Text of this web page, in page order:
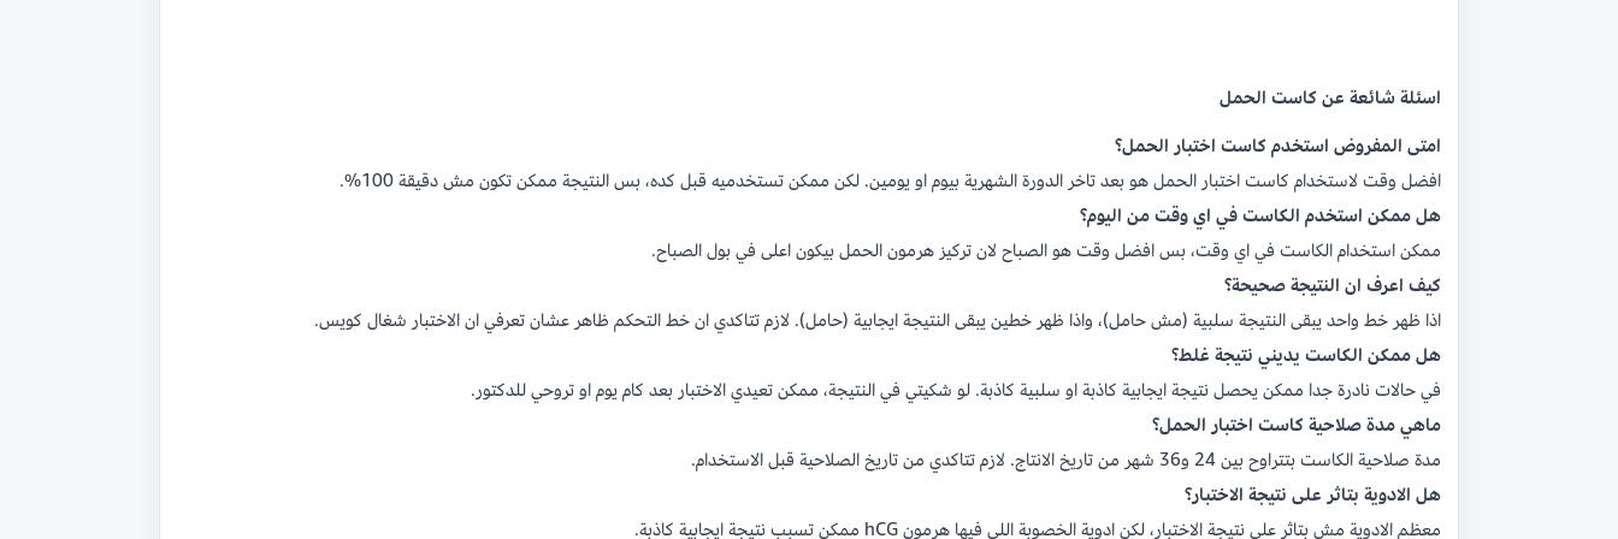
اسئلة شائعة عن كاست الحمل
امتى المفروض استخدم كاست اختبار الحمل؟
افضل وقت لاستخدام كاست اختبار الحمل هو بعد تاخر الدورة الشهرية بيوم او يومين. لكن ممكن تستخدميه قبل كده، بس النتيجة ممكن تكون مش دقيقة 100%.
هل ممكن استخدم الكاست في اي وقت من اليوم؟
ممكن استخدام الكاست في اي وقت، بس افضل وقت هو الصباح لان تركيز هرمون الحمل بيكون اعلى في بول الصباح.
كيف اعرف ان النتيجة صحيحة؟
اذا ظهر خط واحد يبقى النتيجة سلبية (مش حامل)، واذا ظهر خطين يبقى النتيجة ايجابية (حامل). لازم تتاكدي ان خط التحكم ظاهر عشان تعرفي ان الاختبار شغال كويس.
هل ممكن الكاست يديني نتيجة غلط؟
في حالات نادرة جدا ممكن يحصل نتيجة ايجابية كاذبة او سلبية كاذبة. لو شكيتي في النتيجة، ممكن تعيدي الاختبار بعد كام يوم او تروحي للدكتور.
ماهي مدة صلاحية كاست اختبار الحمل؟
مدة صلاحية الكاست بتتراوح بين 24 و36 شهر من تاريخ الانتاج. لازم تتاكدي من تاريخ الصلاحية قبل الاستخدام.
هل الادوية بتاثر على نتيجة الاختبار؟
معظم الادوية مش بتاثر على نتيجة الاختبار، لكن ادوية الخصوبة اللي فيها هرمون hCG ممكن تسبب نتيجة ايجابية كاذبة.